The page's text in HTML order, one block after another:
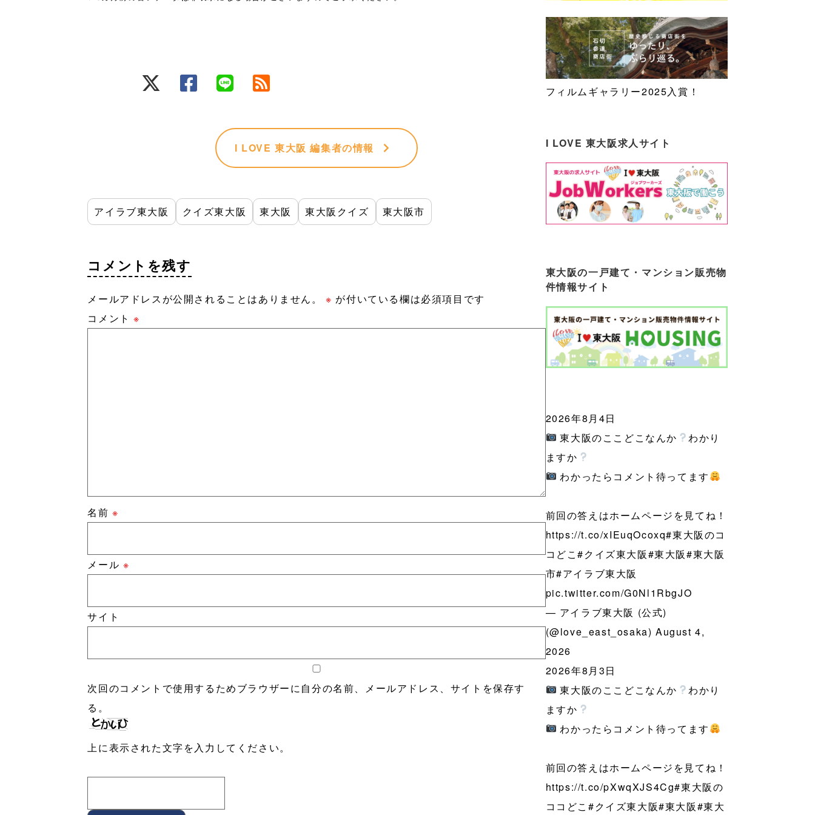
I LOVE 東大阪 編集者の情報
アイラブ東大阪 クイズ東大阪 東大阪 東大阪クイズ 東大阪市
コメントを残す
メールアドレスが公開されることはありません。 ※ が付いている欄は必須項目です
コメント※
名前※
メール ※
サイト
次回のコメントで使用するためブラウザーに自分の名前、メールアドレス、サイトを保存す
る。
上に表示された文字を入力してください。
フィルムギャラリー2025入賞！
I LOVE 東大阪求人サイト
東大阪の一戸建て・マンション販売物
件情報サイト
2026年8月4日
東大阪のここどこなんか
わかり
ますか
わかったらコメント待ってます
前回の答えはホームページを見てね！
https://t.co/xIEuqOcoxq#東大阪のコ
コどこ#クイズ東大阪#東大阪#東大阪
市#アイラブ東大阪
pic.twitter.com/G0Nl1RbgJO
— アイラブ東大阪 (公式)
(@love_east_osaka) August 4,
2026
2026年8月3日
東大阪のここどこなんか
わかり
ますか
わかったらコメント待ってます
前回の答えはホームページを見てね！
https://t.co/pXwqXJS4Cg#東大阪の
ココどこ #クイズ東大阪#東大阪#東大